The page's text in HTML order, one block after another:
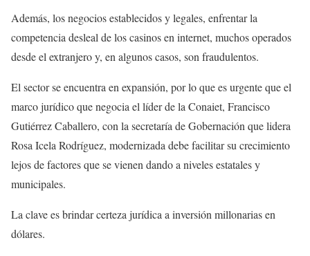
Además, los negocios establecidos y legales, enfrentar la
competencia desleal de los casinos en internet, muchos operados
desde el extranjero y, en algunos casos, son fraudulentos.
El sector se encuentra en expansión, por lo que es urgente que el
marco jurídico que negocia el líder de la Conaiet, Francisco
Gutiérrez Caballero, con la secretaría de Gobernación que lidera
Rosa Icela Rodríguez, modernizada debe facilitar su crecimiento
lejos de factores que se vienen dando a niveles estatales y
municipales.
La clave es brindar certeza jurídica a inversión millonarias en
dólares.